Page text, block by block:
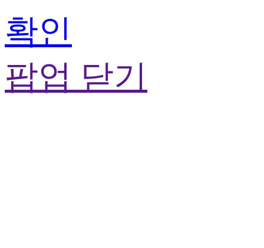
확인
팝업 닫기